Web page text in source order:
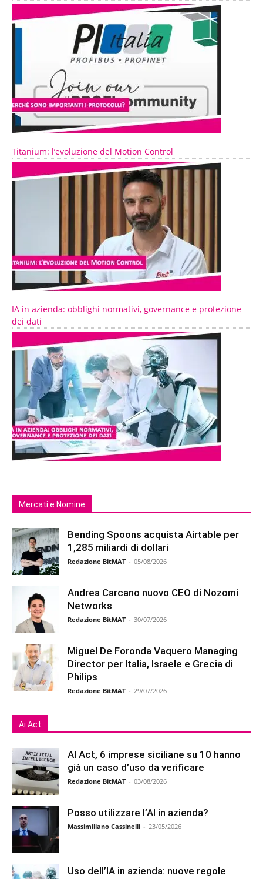
Titanium: l’evoluzione del Motion Control
IA in azienda: obblighi normativi, governance e protezione
dei dati
Mercati e Nomine
Bending Spoons acquista Airtable per
1,285 miliardi di dollari
Redazione BitMAT - 05/08/2026
Andrea Carcano nuovo CEO di Nozomi
Networks
Redazione BitMAT - 30/07/2026
Miguel De Foronda Vaquero Managing
Director per Italia, Israele e Grecia di
Philips
Redazione BitMAT - 29/07/2026
Ai Act
AI Act, 6 imprese siciliane su 10 hanno
già un caso d’uso da verificare
Redazione BitMAT - 03/08/2026
Posso utilizzare l’AI in azienda?
Massimiliano Cassinelli - 23/05/2026
Uso dell’IA in azienda: nuove regole